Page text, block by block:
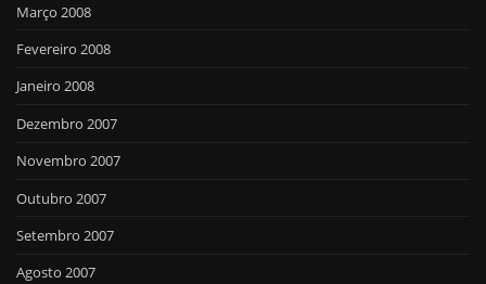
Março 2008
Fevereiro 2008
Janeiro 2008
Dezembro 2007
Novembro 2007
Outubro 2007
Setembro 2007
Agosto 2007